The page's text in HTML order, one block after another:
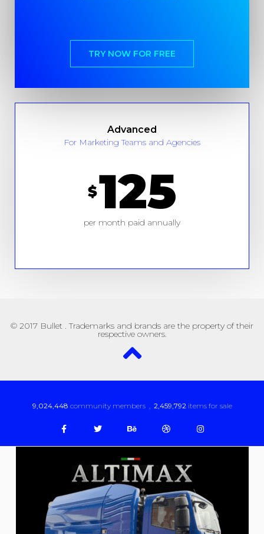
TRY NOW FOR FREE
Advanced
For Marketing Teams and Agencies
$125
per month paid annually
© 2017 Bullet . Trademarks and brands are the property of their
respective owners.
9,024,448 community members , 2,459,792 items for sale